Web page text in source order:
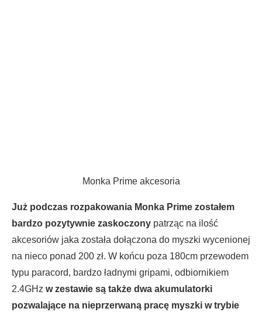
Monka Prime akcesoria
Już podczas rozpakowania Monka Prime zostałem
bardzo pozytywnie zaskoczony patrząc na ilość
akcesoriów jaka została dołączona do myszki wycenionej
na nieco ponad 200 zł. W końcu poza 180cm przewodem
typu paracord, bardzo ładnymi gripami, odbiornikiem
2.4GHz w zestawie są także dwa akumulatorki
pozwalające na nieprzerwaną pracę myszki w trybie